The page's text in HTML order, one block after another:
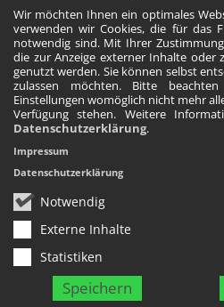
Wir möchten Ihnen ein optimales
verwenden wir Cookies, die für das
notwendig sind. Mit Ihrer
die zur Anzeige externer Inhalte oder
genutzt werden. Sie können selbst
zulassen möchten. Bitte
Einstellungen womöglich nicht mehr
Verfügung stehen. Weitere
Datenschutzerklärung.
Notwendig
Externe Inhalte
Statistiken
Speichern
Impressum
Datenschutzerklärung